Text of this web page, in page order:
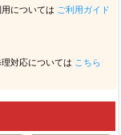
については ご利用ガイド
対応については こちら